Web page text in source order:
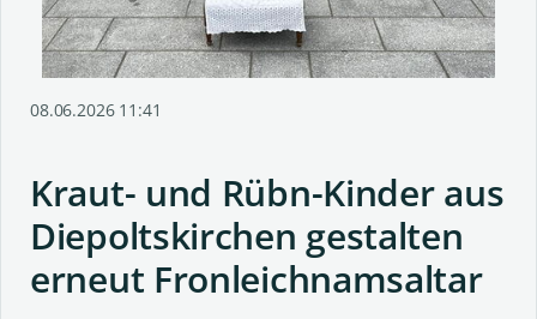
08.06.2026 11:41
Kraut- und Rübn-Kinder aus
Diepoltskirchen gestalten
erneut Fronleichnamsaltar